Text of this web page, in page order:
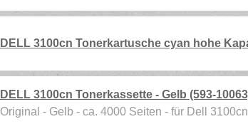
DELL 3100cn Tonerkartusche cyan hohe
DELL 3100cn Tonerkassette - Gelb (593-
Original - Gelb - ca. 4000 Seiten - für Dell 3100cn